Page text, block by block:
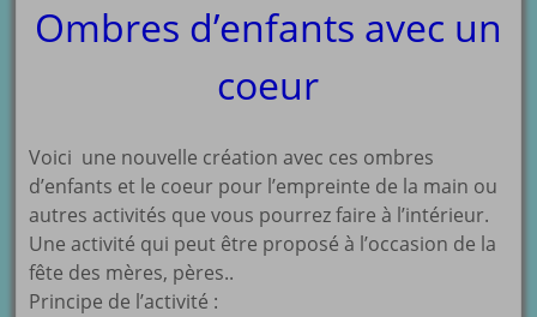
Ombres d’enfants avec un
coeur
Voici une nouvelle création avec ces ombres
d’enfants et le coeur pour l’empreinte de la main ou
autres activités que vous pourrez faire à l’intérieur.
Une activité qui peut être proposé à l’occasion de la
fête des mères, pères..
Principe de l’activité :